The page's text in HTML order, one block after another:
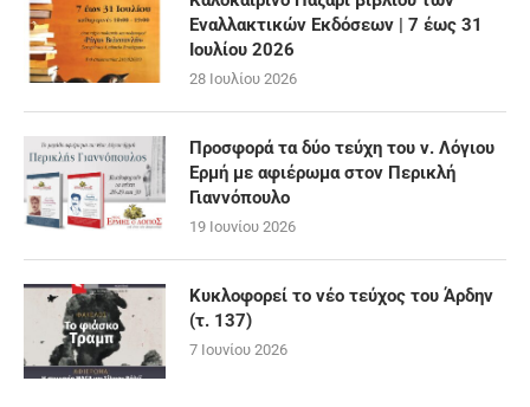
Εναλλακτικών Εκδόσεων | 7 έως 31
Ιουλίου 2026
28 Ιουλίου 2026
Προσφορά τα δύο τεύχη του ν. Λόγιου
Ερμή με αφιέρωμα στον Περικλή
Γιαννόπουλο
19 Ιουνίου 2026
Κυκλοφορεί το νέο τεύχος του Άρδην
(τ. 137)
7 Ιουνίου 2026